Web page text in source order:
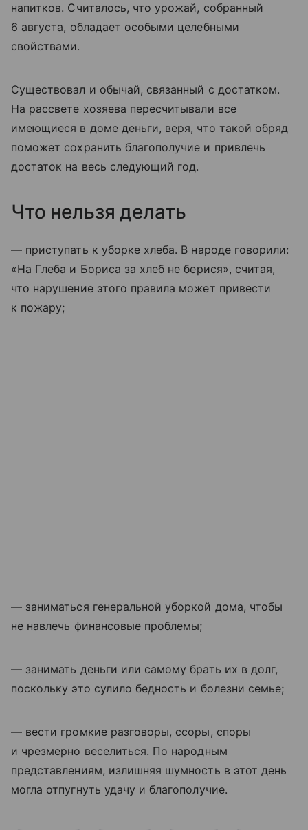
напитков. Считалось, что урожай, собранный
6 августа, обладает особыми целебными
свойствами.
Существовал и обычай, связанный с достатком.
На рассвете хозяева пересчитывали все
имеющиеся в доме деньги, веря, что такой обряд
поможет сохранить благополучие и привлечь
достаток на весь следующий год.
Что нельзя делать
— приступать к уборке хлеба. В народе говорили:
«На Глеба и Бориса за хлеб не берися», считая,
что нарушение этого правила может привести
к пожару;
— заниматься генеральной уборкой дома, чтобы
не навлечь финансовые проблемы;
— занимать деньги или самому брать их в долг,
поскольку это сулило бедность и болезни семье;
— вести громкие разговоры, ссоры, споры
и чрезмерно веселиться. По народным
представлениям, излишняя шумность в этот день
могла отпугнуть удачу и благополучие.